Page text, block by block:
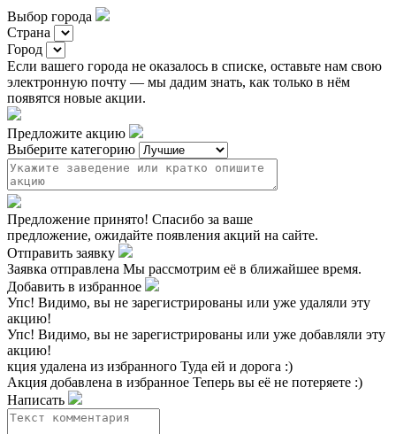
Выбор города
Страна
Город
Если вашего города не оказалось в списке, оставьте нам свою
электронную почту — мы дадим знать, как только в нём
появятся новые акции.
Предложите акцию
Выберите категорию
Предложение принято! Спасибо за ваше
предложение, ожидайте появления акций на сайте.
Отправить заявку
Заявка отправлена Мы рассмотрим её в ближайшее время.
Добавить в избранное
Упс! Видимо, вы не зарегистрированы или уже удаляли эту
акцию!
Упс! Видимо, вы не зарегистрированы или уже добавляли эту
акцию!
кция удалена из избранного Туда ей и дорога :)
Акция добавлена в избранное Теперь вы её не потеряете :)
Написать